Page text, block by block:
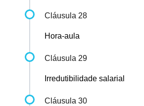
Cláusula 28
Hora-aula
Cláusula 29
Irredutibilidade salarial
Cláusula 30